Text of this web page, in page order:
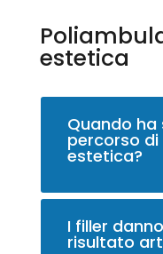
estetica
Quando ha
percorso
estetica?
I filler
risultato